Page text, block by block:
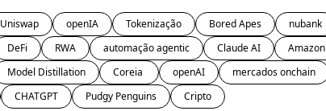
Uniswap openIA Tokenização Bored Apes nubank
DeFi RWA automação agentic Claude AI Amazon
Model Distillation openAI mercados onchain
CHATGPT Pudgy Penguins Cripto